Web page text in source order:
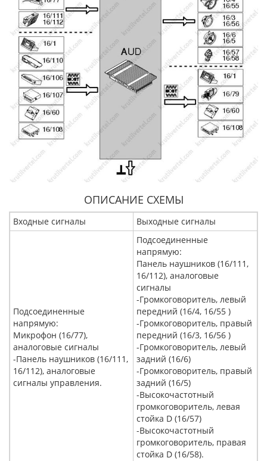
ОПИСАНИЕ СХЕМЫ
Входные сигналы Выходные сигналы
Подсоединенные
напрямую:
Микрофон (16/77),
аналоговые сигналы
-Панель наушников (16/111,
16/112), аналоговые
сигналы управления.
Подсоединенные
напрямую:
Панель наушников (16/111,
16/112), аналоговые
сигналы
-Громкоговоритель, левый
передний (16/4, 16/55 )
-Громкоговоритель, правый
передний (16/3, 16/56 )
-Громкоговоритель, левый
задний (16/6)
-Громкоговоритель, правый
задний (16/5)
-Высокочастотный
громкоговоритель, левая
стойка D (16/57)
-Высокочастотный
громкоговоритель, правая
стойка D (16/58).